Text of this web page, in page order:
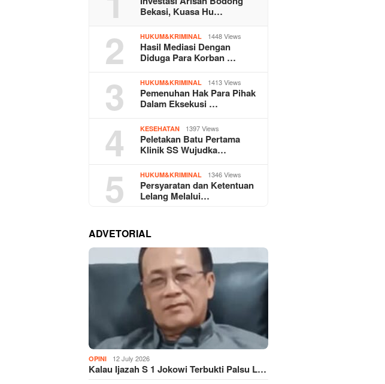
Bekasi, Kuasa Hu…
2 HUKUM&KRIMINAL 1448 Views
Hasil Mediasi Dengan
Diduga Para Korban …
3 HUKUM&KRIMINAL 1413 Views
Pemenuhan Hak Para Pihak
Dalam Eksekusi …
4 KESEHATAN 1397 Views
Peletakan Batu Pertama
Klinik SS Wujudka…
5 HUKUM&KRIMINAL 1346 Views
Persyaratan dan Ketentuan
Lelang Melalui…
ADVETORIAL
OPINI 12 July 2026
Kalau Ijazah S 1 Jokowi Terbukti Palsu L…